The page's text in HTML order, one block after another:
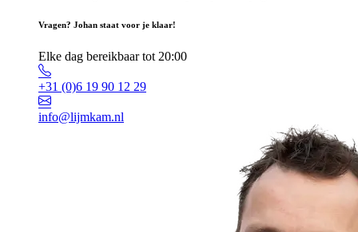
Vragen? Johan staat voor je klaar!
Elke dag bereikbaar tot 20:00
+31 (0)6 19 90 12 29
info@lijmkam.nl